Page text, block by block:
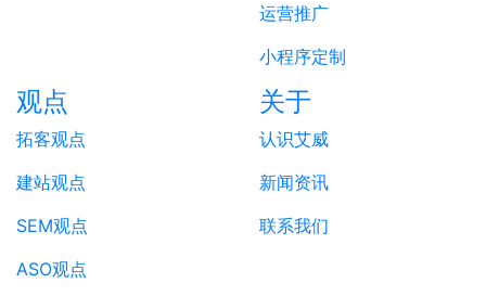
运营推广
小程序定制
观点
拓客观点
建站观点
SEM观点
ASO观点
关于
认识艾威
新闻资讯
联系我们